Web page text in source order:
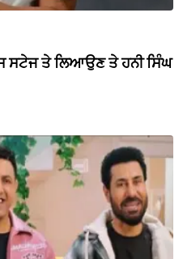
ਸਟੇਜ ਤੇ ਲਿਆਉਣ ਤੇ ਹਨੀ ਸਿੰਘ